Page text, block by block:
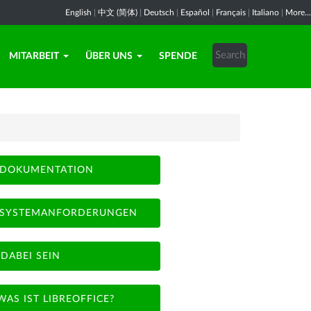
English 中文 (简体) Deutsch Español Français Italiano More...
MITARBEIT ÜBER UNS SPENDE
DOKUMENTATION
SYSTEMANFORDERUNGEN
DABEI SEIN
IST LIBREOFFICE?